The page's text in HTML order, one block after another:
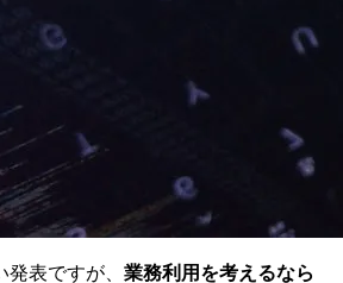
表ですが、 業務利用を考えるなら